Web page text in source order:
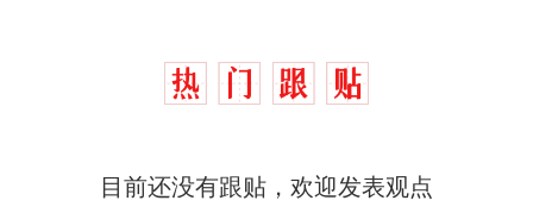
目前还没有跟贴，欢迎发表观点